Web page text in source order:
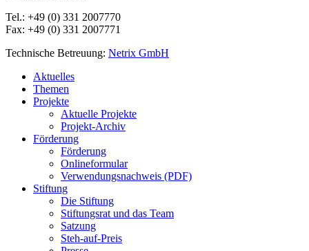
Tel.: +49 (0) 331 2007770
Fax: +49 (0) 331 2007771
Technische Betreuung: Netrix GmbH
Close
Menu
Aktuelles
Themen
Projekte
Aktuelle Projekte
Projekt-Archiv
Förderung
Förderung
Onlineformular
Verwendungsnachweis (PDF)
Stiftung
Die Stiftung
Stiftungsrat und das Team
Satzung
Steh-auf-Preis